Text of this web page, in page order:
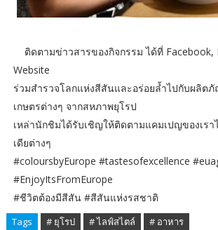
ติดตามข่าวสารของกิจกรรม ได้ที่ Facebook,
Website
ร่วมสำรวจโลกแห่งสีสันและอร่อยล้ำไปกับผลิต
เกษตรต่างๆ จากสหภาพยุโรป
เหล่านักชิมได้รับเชิญให้ติดตามแคมเปญของเร
เดียต่างๆ
#coloursbyEurope #tastesofexcellence
#EnjoyItsFromEurope
#ชีวิตต้องมีสีสัน #สีสันแห่งรสชาติ
Tags # ยุโรป # ไลฟ์สไตล์ # อาหาร